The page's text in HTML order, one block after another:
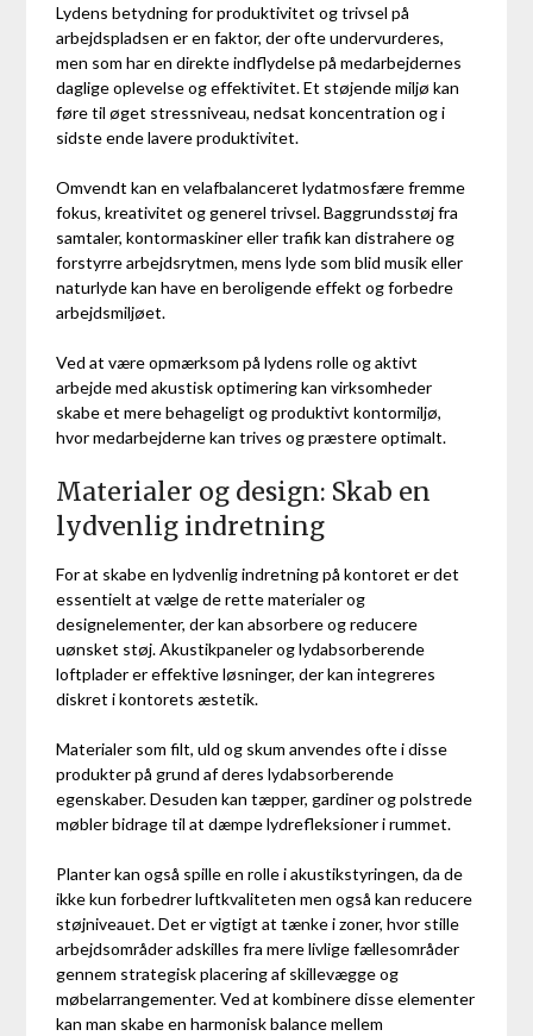
Lydens betydning for produktivitet og trivsel på
arbejdspladsen er en faktor, der ofte undervurderes,
men som har en direkte indflydelse på medarbejdernes
daglige oplevelse og effektivitet. Et støjende miljø kan
føre til øget stressniveau, nedsat koncentration og i
sidste ende lavere produktivitet.
Omvendt kan en velafbalanceret lydatmosfære fremme
fokus, kreativitet og generel trivsel. Baggrundsstøj fra
samtaler, kontormaskiner eller trafik kan distrahere og
forstyrre arbejdsrytmen, mens lyde som blid musik eller
naturlyde kan have en beroligende effekt og forbedre
arbejdsmiljøet.
Ved at være opmærksom på lydens rolle og aktivt
arbejde med akustisk optimering kan virksomheder
skabe et mere behageligt og produktivt kontormiljø,
hvor medarbejderne kan trives og præstere optimalt.
Materialer og design: Skab en
lydvenlig indretning
For at skabe en lydvenlig indretning på kontoret er det
essentielt at vælge de rette materialer og
designelementer, der kan absorbere og reducere
uønsket støj. Akustikpaneler og lydabsorberende
loftplader er effektive løsninger, der kan integreres
diskret i kontorets æstetik.
Materialer som filt, uld og skum anvendes ofte i disse
produkter på grund af deres lydabsorberende
egenskaber. Desuden kan tæpper, gardiner og polstrede
møbler bidrage til at dæmpe lydrefleksioner i rummet.
Planter kan også spille en rolle i akustikstyringen, da de
ikke kun forbedrer luftkvaliteten men også kan reducere
støjniveauet. Det er vigtigt at tænke i zoner, hvor stille
arbejdsområder adskilles fra mere livlige fællesområder
gennem strategisk placering af skillevægge og
møbelarrangementer. Ved at kombinere disse elementer
kan man skabe en harmonisk balance mellem